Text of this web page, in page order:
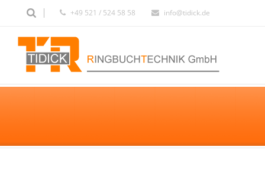
+49 521 / 524 58 58 info@tidick.de